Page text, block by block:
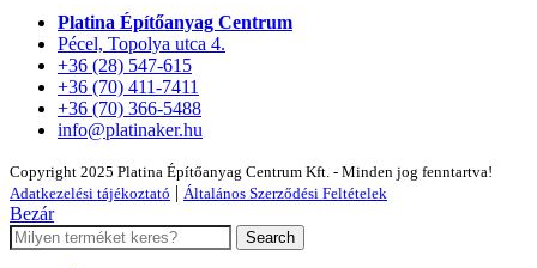
Platina Építőanyag Centrum
Pécel, Topolya utca 4.
+36 (28) 547-615
+36 (70) 411-7411
+36 (70) 366-5488
info@platinaker.hu
Copyright 2025 Platina Építőanyag Centrum Kft. - Minden jog fenntartva!
Adatkezelési tájékoztató | Általános Szerződési Feltételek
Bezár
Search